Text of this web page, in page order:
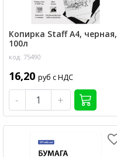
Копирка Staff А4, черная,
100л
код: 75490
16,20 руб с НДС
- +